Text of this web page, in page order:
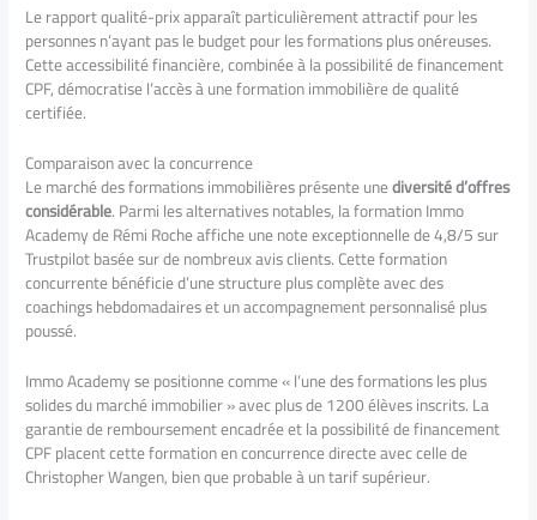
Le rapport qualité-prix apparaît particulièrement attractif pour les
personnes n’ayant pas le budget pour les formations plus onéreuses.
Cette accessibilité financière, combinée à la possibilité de financement
CPF, démocratise l’accès à une formation immobilière de qualité
certifiée.
Comparaison avec la concurrence
Le marché des formations immobilières présente unediversité d’offres
considérable. Parmi les alternatives notables, la formation Immo
Academy de Rémi Roche affiche une note exceptionnelle de 4,8/5 sur
Trustpilot basée sur de nombreux avis clients. Cette formation
concurrente bénéficie d’une structure plus complète avec des
coachings hebdomadaires et un accompagnement personnalisé plus
poussé.
Immo Academy se positionne comme « l’une des formations les plus
solides du marché immobilier » avec plus de 1200 élèves inscrits. La
garantie de remboursement encadrée et la possibilité de financement
CPF placent cette formation en concurrence directe avec celle de
Christopher Wangen, bien que probable à un tarif supérieur.